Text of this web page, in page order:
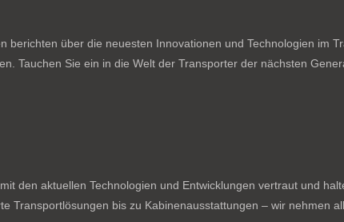
über die neuesten Innovationen und Technologien im
Tauchen Sie ein in die Welt der Transporter der nächsten
den aktuellen Technologien und Entwicklungen vertraut und
Transportlösungen bis zu Kabinenausstattungen – wir nehmen